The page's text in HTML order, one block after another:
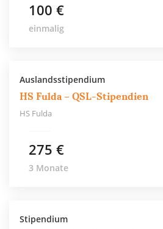
100 €
einmalig
Auslandsstipendium
HS Fulda – QSL-Stipendien
HS Fulda
275 €
3 Monate
Stipendium